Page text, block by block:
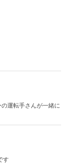
運転手さんが一緒に
す